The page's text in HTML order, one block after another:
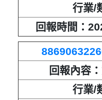
行業/
回報時間：
回報內容
行業/